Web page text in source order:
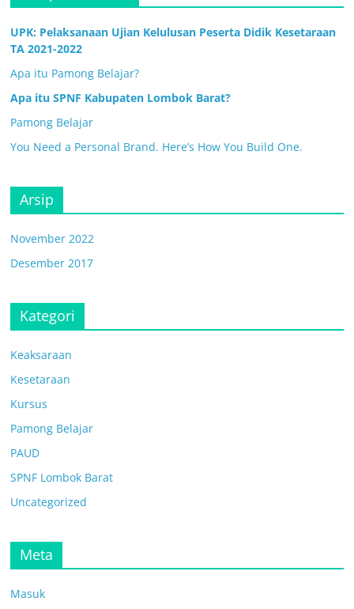
UPK: Pelaksanaan Ujian Kelulusan Peserta Didik Kesetaraan
TA 2021-2022
Apa itu Pamong Belajar?
Apa itu SPNF Kabupaten Lombok Barat?
Pamong Belajar
You Need a Personal Brand. Here’s How You Build One.
Arsip
November 2022
Desember 2017
Kategori
Keaksaraan
Kesetaraan
Kursus
Pamong Belajar
PAUD
SPNF Lombok Barat
Uncategorized
Meta
Masuk